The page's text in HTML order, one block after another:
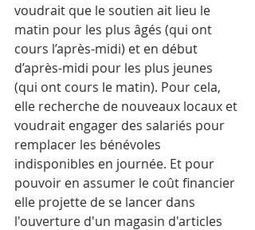
voudrait que le soutien ait lieu le
matin pour les plus âgés (qui ont
cours l’après-midi) et en début
d’après-midi pour les plus jeunes
(qui ont cours le matin). Pour cela,
elle recherche de nouveaux locaux et
voudrait engager des salariés pour
remplacer les bénévoles
indisponibles en journée. Et pour
pouvoir en assumer le coût financier
elle projette de se lancer dans
l'ouverture d'un magasin d'articles